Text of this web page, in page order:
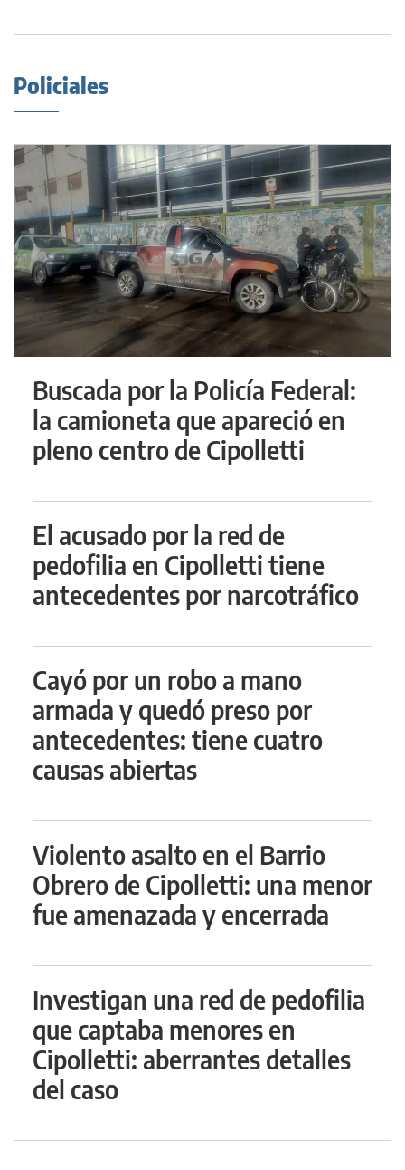
Policiales
Buscada por la Policía Federal:
la camioneta que apareció en
pleno centro de Cipolletti
El acusado por la red de
pedofilia en Cipolletti tiene
antecedentes por narcotráfico
Cayó por un robo a mano
armada y quedó preso por
antecedentes: tiene cuatro
causas abiertas
Violento asalto en el Barrio
Obrero de Cipolletti: una menor
fue amenazada y encerrada
Investigan una red de pedofilia
que captaba menores en
Cipolletti: aberrantes detalles
del caso